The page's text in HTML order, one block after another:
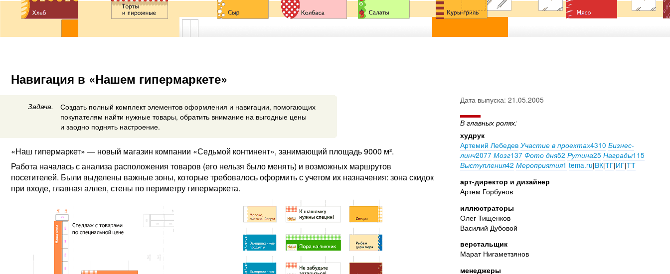
Навигация в «Нашем гипермаркете»
Задача.
Создать полный комплект элементов оформления и навигации, помогающих
покупателям найти нужные товары, обратить внимание на выгодные цены
и заодно поднять настроение.
«Наш гипермаркет» — новый магазин компании «Седьмой континент», занимающий площадь 9000 м².
Работа началась с анализа расположения товаров (его нельзя было менять) и возможных маршрутов
посетителей. Были выделены важные зоны, которые требовалось оформить с учетом их назначения: зона скидок
при входе, главная аллея, стены по периметру гипермаркета.
Дата выпуска: 21.05.2005
В главных ролях:
худрук
Артемий Лебедев Участие в проектах4310 Бизнес-
линч2077 Мозг137 Фото дня52 Рутина25 Награды115
Выступления42 Мероприятия1 tema.ru|ВК|ТГ|ИГ|ТТ
арт-директор и дизайнер
Артем Горбунов
иллюстраторы
Олег Тищенков
Василий Дубовой
верстальщик
Марат Нигаметзянов
менеджеры